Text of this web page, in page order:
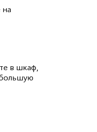
на
в шкаф,